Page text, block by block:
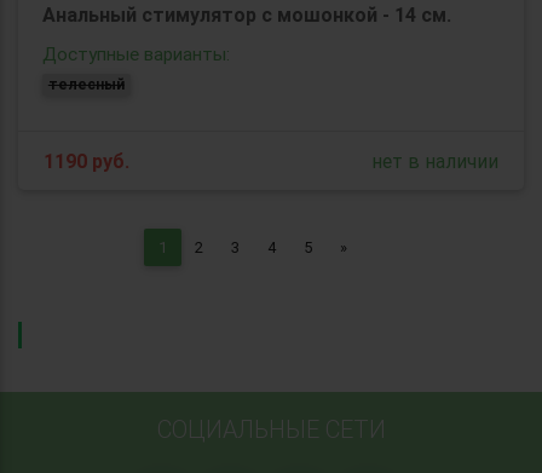
Анальный стимулятор с мошонкой - 14 см.
Доступные варианты:
телесный
1190 руб. нет в наличии
1 2 3 4 5 »
СОЦИАЛЬНЫЕ СЕТИ